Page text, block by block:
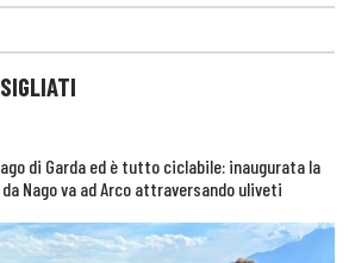
di Garda ed è tutto ciclabile: inaugurata la
Nago va ad Arco attraversando uliveti